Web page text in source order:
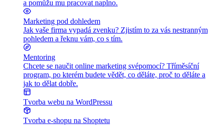
a pomůžu mu pracovat naplno.
Marketing pod dohledem
Jak vaše firma vypadá zvenku? Zjistím to za vás nestranným
pohledem a řeknu vám, co s tím.
Mentoring
Chcete se naučit online marketing svépomocí? Tříměsíční
program, po kterém budete vědět, co děláte, proč to děláte a
jak to dělat dobře.
Tvorba webu na WordPressu
Tvorba e-shopu na Shoptetu